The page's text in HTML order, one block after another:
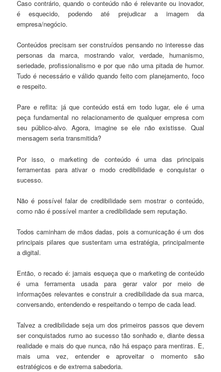
Caso contrário, quando o conteúdo não é relevante ou inovador,
é esquecido, podendo até prejudicar a imagem da
empresa/negócio.
Conteúdos precisam ser construídos pensando no interesse das
personas da marca, mostrando valor, verdade, humanismo,
seriedade, profissionalismo e por que não uma pitada de humor.
Tudo é necessário e válido quando feito com planejamento, foco
e respeito.
Pare e reflita: já que conteúdo está em todo lugar, ele é uma
peça fundamental no relacionamento de qualquer empresa com
seu público-alvo. Agora, imagine se ele não existisse. Qual
mensagem seria transmitida?
Por isso, o marketing de conteúdo é uma das principais
ferramentas para ativar o modo credibilidade e conquistar o
sucesso.
Não é possível falar de credibilidade sem mostrar o conteúdo,
como não é possível manter a credibilidade sem reputação.
Todos caminham de mãos dadas, pois a comunicação é um dos
principais pilares que sustentam uma estratégia, principalmente
a digital.
Então, o recado é: jamais esqueça que o marketing de conteúdo
é uma ferramenta usada para gerar valor por meio de
informações relevantes e construir a credibilidade da sua marca,
conversando, entendendo e respeitando o tempo de cada lead.
Talvez a credibilidade seja um dos primeiros passos que devem
ser conquistados rumo ao sucesso tão sonhado e, diante dessa
realidade e mais do que nunca, não há espaço para mentiras. E,
mais uma vez, entender e aproveitar o momento são
estratégicos e de extrema sabedoria.